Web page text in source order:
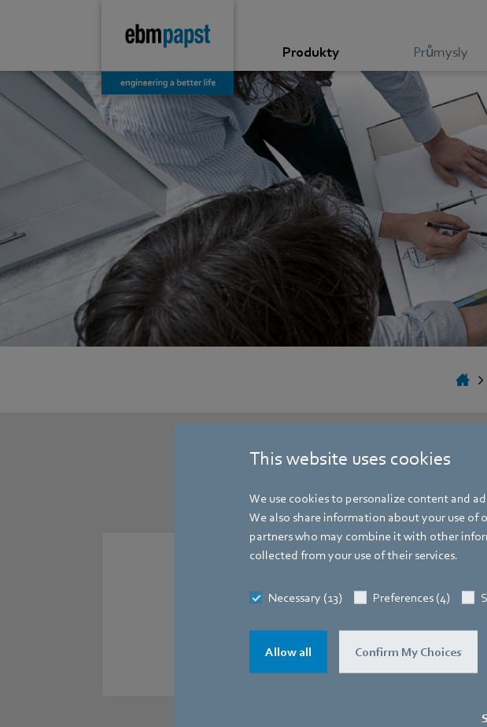
This website uses cookies
We use cookies to personalize content and
We also share information about your use of
partners who may combine it with other
collected from your use of their services.
Necessary (13) Preferences (4)
Allow all Confirm My Choices
Produkty Průmysly
Inovativní
ebm‑papst nabízí
EC